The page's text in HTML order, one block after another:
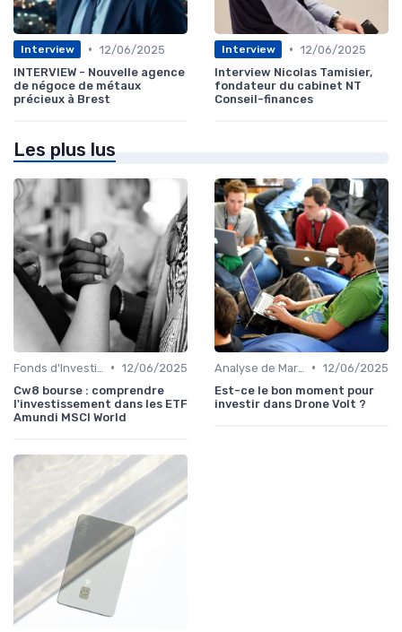
Interview • 12/06/2025
INTERVIEW - Nouvelle agence
de négoce de métaux
précieux à Brest
Interview • 12/06/2025
Interview Nicolas Tamisier,
fondateur du cabinet NT
Conseil-finances
Les plus lus
• 12/06/2025
Cw8 bourse : comprendre
l'investissement dans les ETF
Amundi MSCI World
• 12/06/2025
Est-ce le bon moment pour
investir dans Drone Volt ?